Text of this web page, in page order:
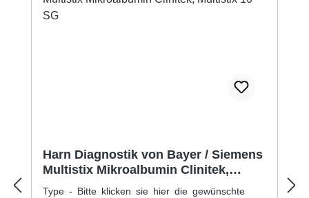
Harn Diagnostik von Bayer / Siemens
Multistix Mikroalbumin Clinitek,
Multistix 10 SG
Type - Bitte klicken sie hier die gewünschte